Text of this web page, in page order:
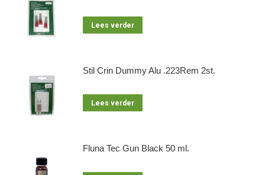
Lees verder
Stil Crin Dummy Alu .223Rem 2st.
Lees verder
Fluna Tec Gun Black 50 ml.